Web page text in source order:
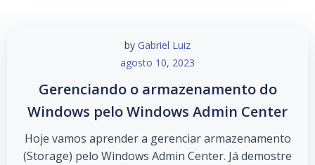
by Gabriel Luiz
agosto 10, 2023
Gerenciando o armazenamento do
Windows pelo Windows Admin Center
Hoje vamos aprender a gerenciar armazenamento
(Storage) pelo Windows Admin Center. Já demostre